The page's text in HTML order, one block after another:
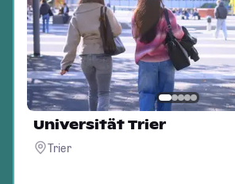
Universität Trier
Trier